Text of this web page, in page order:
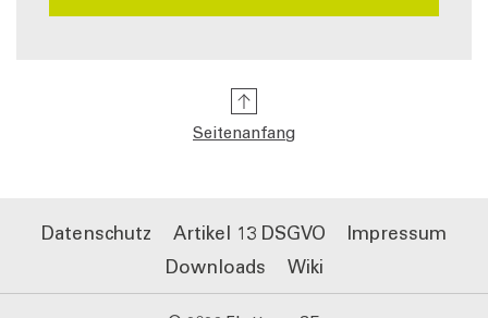
Seitenanfang
Datenschutz Artikel 13 DSGVO
Impressum
Downloads
Wiki